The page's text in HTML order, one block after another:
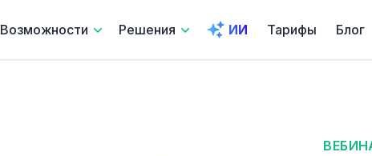
Возможности Решения ИИ Тарифы Блог